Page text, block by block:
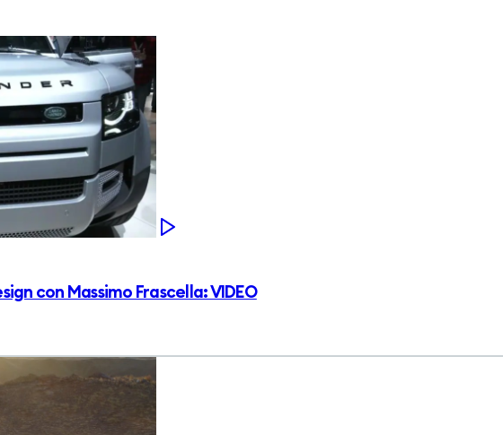
con Massimo Frascella: VIDEO